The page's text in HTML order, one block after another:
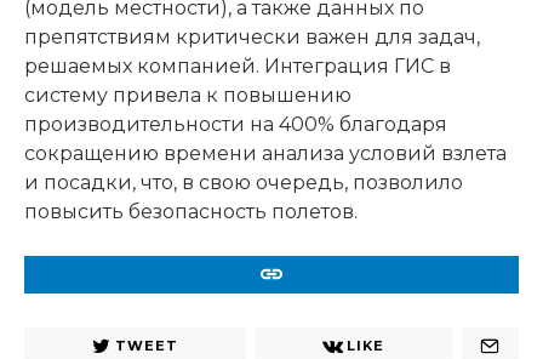
(модель местности), а также данных по
препятствиям критически важен для задач,
решаемых компанией. Интеграция ГИС в
систему привела к повышению
производительности на 400% благодаря
сокращению времени анализа условий взлета
и посадки, что, в свою очередь, позволило
повысить безопасность полетов.
TWEET LIKE